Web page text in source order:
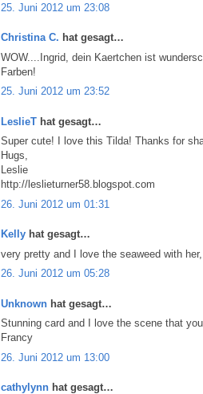
25. Juni 2012 um 23:08
Christina C. hat gesagt…
WOW....Ingrid, dein Kaertchen ist
Farben!
25. Juni 2012 um 23:52
LeslieT hat gesagt…
Super cute! I love this Tilda! Thanks for
Hugs,
Leslie
http://leslieturner58.blogspot.com
26. Juni 2012 um 01:31
Kelly hat gesagt…
very pretty and I love the seaweed with
26. Juni 2012 um 05:28
Unknown hat gesagt…
Stunning card and I love the scene that
Francy
26. Juni 2012 um 13:00
cathylynn hat gesagt…